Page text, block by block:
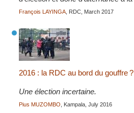
François LAYINGA , RDC, March 2017
2016 : la RDC au bord du gouffre ?
Une élection incertaine.
Pius MUZOMBO , Kampala, July 2016